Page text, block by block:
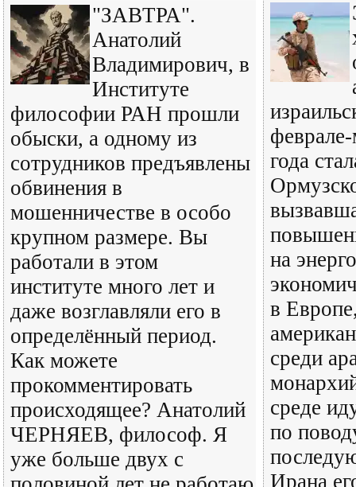
"ЗАВТРА".
Анатолий
Владимирович, в
Институте
философии РАН прошли
обыски, а одному из
сотрудников предъявлены
обвинения в
мошенничестве в особо
крупном размере. Вы
работали в этом
институте много лет и
даже возглавляли его в
определённый период.
Как можете
прокомментировать
происходящее? Анатолий
ЧЕРНЯЕВ, философ. Я
уже больше двух с
года
на
в
среди
среде
по
Ирана